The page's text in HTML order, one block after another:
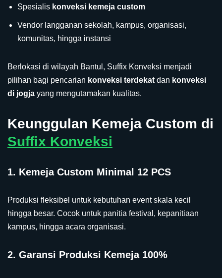
Spesialis konveksi kemeja custom
Vendor langganan sekolah, kampus, organisasi,
komunitas, hingga instansi
Berlokasi di wilayah Bantul, Suffix Konveksi menjadi
pilihan bagi pencarian konveksi terdekat dan konveksi
di jogja yang mengutamakan kualitas.
Keunggulan Kemeja Custom di
Suffix Konveksi
1. Kemeja Custom Minimal 12 PCS
Produksi fleksibel untuk kebutuhan event skala kecil
hingga besar. Cocok untuk panitia festival, kepanitiaan
kampus, hingga acara organisasi.
2. Garansi Produksi Kemeja 100%